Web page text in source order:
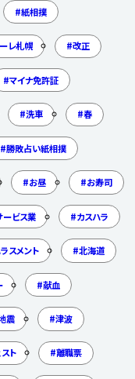
紙相撲
レ札幌 改正
マイナ免許証
洗車 春
勝敗占い紙相撲
お昼 お寿司
ービス業 カスハラ
スメント 北海道
献血
震 津波
ト 離職票